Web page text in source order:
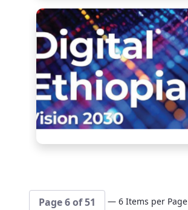
Page 6 of 51 — 6 Items per Page